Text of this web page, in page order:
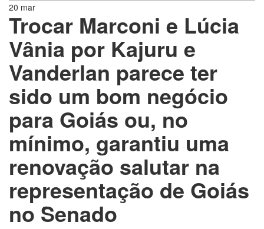
20 mar
Trocar Marconi e Lúcia
Vânia por Kajuru e
Vanderlan parece ter
sido um bom negócio
para Goiás ou, no
mínimo, garantiu uma
renovação salutar na
representação de Goiás
no Senado